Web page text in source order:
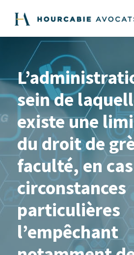
sein de
existe une
du droit de
faculté, en
circonstances
particulières
l’empêchant